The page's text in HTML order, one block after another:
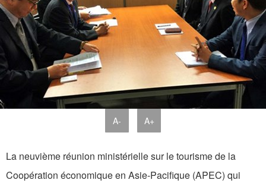
A- A+
La neuvième réunion ministérielle sur le tourisme de la
Coopération économique en Asie-Pacifique (APEC) qui